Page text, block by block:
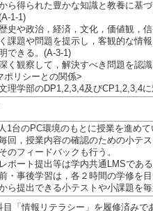
ら得られた豊かな知識と教養に基
1-1)
史や政治，経済，文化，価値観，
課題や問題を提示し，客観的な情
できる。(A-3-1)
く観察して，解決すべき問題を認
ポリシーとの関係>
理学部のDP1,2,3,4及びCP1,2,3,4に
1台のPC環境のもとに授業を進めて
回，授業内容の確認のための小テ
のフィードバックも行う。
ポート提出等は学内共通LMSであ
・事後学習は，各２時間の学修を目
ら提出できる小テストや小課題を
目「情報リテラシー」を履修済みで